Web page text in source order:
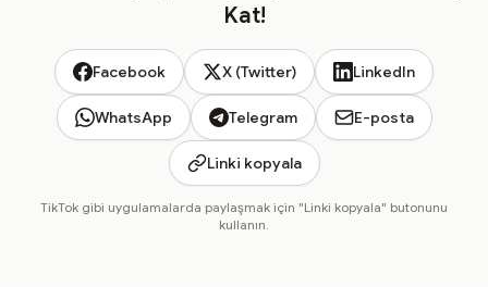
Kat!
Facebook X (Twitter) LinkedIn
WhatsApp Telegram E-posta
Linki kopyala
TikTok gibi uygulamalarda paylaşmak için "Linki kopyala" butonunu
kullanın.